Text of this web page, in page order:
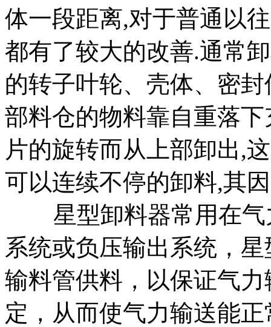
体一段距离,对于普通以
都有了较大的改善.通常
的转子叶轮、壳体、密
部料仓的物料靠自重落
片的旋转而从上部卸出,
可以连续不停的卸料,其
星型卸料器常用在气
系统或负压输出系统，
输料管供料，以保证气
定，从而使气力输送能